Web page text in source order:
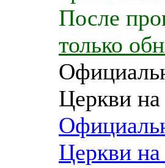
После
только
Церкви на
Церкви на